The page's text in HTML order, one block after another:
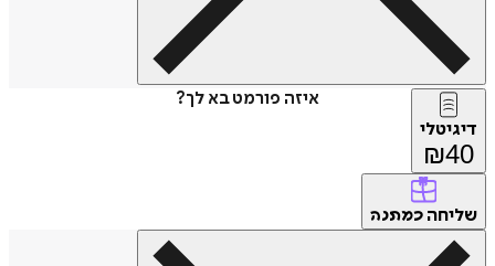
איזה פורמט בא לך?
דיגיטלי
₪40
שליחה כמתנה